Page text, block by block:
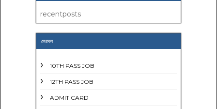
recentposts
লেবেল
10TH PASS JOB
12TH PASS JOB
ADMIT CARD